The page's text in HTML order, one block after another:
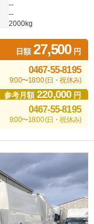
--
--
2000kg
日額27,500円
0467-55-8195
9:00〜18:00 (日・祝休み)
参考月額220,000円
0467-55-8195
9:00〜18:00 (日・祝休み)